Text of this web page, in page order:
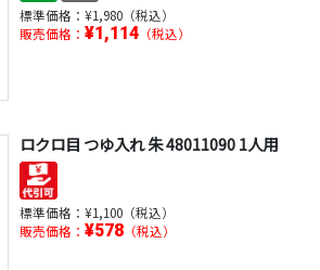
標準価格： ¥1,980（税込）
販売価格： ¥1,114（税込）
ロクロ目 つゆ入れ 朱 48011090 1人用
標準価格： ¥1,100（税込）
販売価格： ¥578（税込）